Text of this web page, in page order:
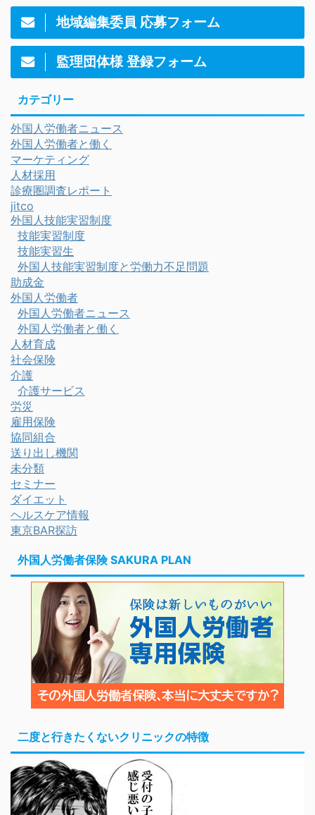
地域編集委員 応募フォーム
監理団体様 登録フォーム
カテゴリー
外国人労働者ニュース
外国人労働者と働く
マーケティング
人材採用
診療圏調査レポート
jitco
外国人技能実習制度
技能実習制度
技能実習生
外国人技能実習制度と労働力不足問題
助成金
外国人労働者
外国人労働者ニュース
外国人労働者と働く
人材育成
社会保険
介護
介護サービス
労災
雇用保険
協同組合
送り出し機関
未分類
セミナー
ダイエット
ヘルスケア情報
東京BAR探訪
外国人労働者保険 SAKURA PLAN
二度と行きたくないクリニックの特徴